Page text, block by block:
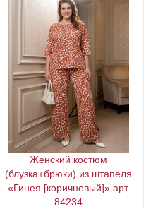
Женский костюм
(блузка+брюки) из штапеля
«Гинея [коричневый]» арт
84234